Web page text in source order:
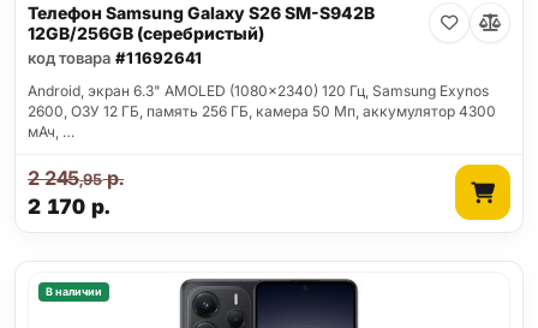
Телефон Samsung Galaxy S26 SM-S942B
12GB/256GB (серебристый)
код товара #11692641
Android, экран 6.3" AMOLED (1080x2340) 120 Гц, Samsung Exynos
2600, ОЗУ 12 ГБ, память 256 ГБ, камера 50 Мп, аккумулятор 4300
мАч, …
2 170 р.
2 245,95р.
В наличии